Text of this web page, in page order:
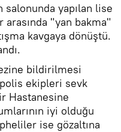
yapılan lise
"yan bakma"
kavgaya dönüştü.
bildirilmesi
ekipleri sevk
Hastanesine
iyi olduğu
ise gözaltına